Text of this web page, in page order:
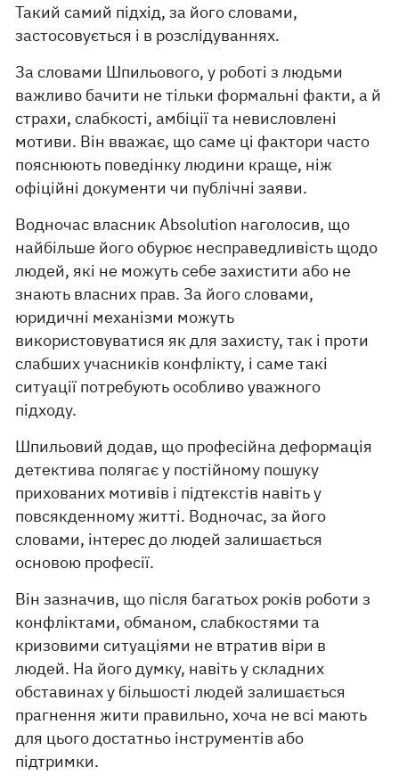
Такий самий підхід, за його словами,
застосовується і в розслідуваннях.
За словами Шпильового, у роботі з людьми
важливо бачити не тільки формальні факти, а й
страхи, слабкості, амбіції та невисловлені
мотиви. Він вважає, що саме ці фактори часто
пояснюють поведінку людини краще, ніж
офіційні документи чи публічні заяви.
Водночас власник Absolution наголосив, що
найбільше його обурює несправедливість щодо
людей, які не можуть себе захистити або не
знають власних прав. За його словами,
юридичні механізми можуть
використовуватися як для захисту, так і проти
слабших учасників конфлікту, і саме такі
ситуації потребують особливо уважного
підходу.
Шпильовий додав, що професійна деформація
детектива полягає у постійному пошуку
прихованих мотивів і підтекстів навіть у
повсякденному житті. Водночас, за його
словами, інтерес до людей залишається
основою професії.
Він зазначив, що після багатьох років роботи з
конфліктами, обманом, слабкостями та
кризовими ситуаціями не втратив віри в
людей. На його думку, навіть у складних
обставинах у більшості людей залишається
прагнення жити правильно, хоча не всі мають
для цього достатньо інструментів або
підтримки.